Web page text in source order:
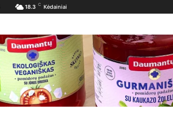
18.3 C Kėdainiai